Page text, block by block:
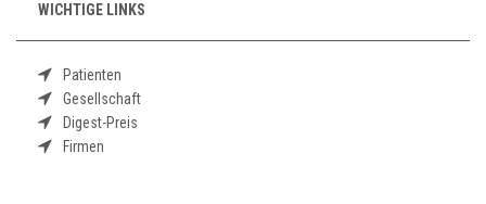
WICHTIGE LINKS
Patienten
Gesellschaft
Digest-Preis
Firmen